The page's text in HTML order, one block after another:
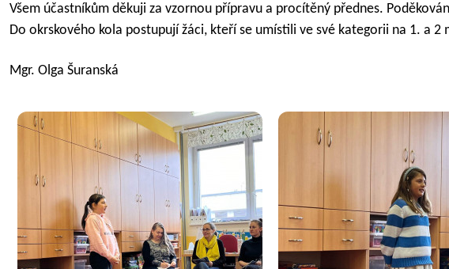
Všem účastníkům děkuji za vzornou přípravu a procítěný přednes.
Do okrskového kola postupují žáci, kteří se umístili ve své kategorii na 1. a 2
Mgr. Olga Šuranská